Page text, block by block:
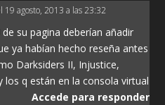
19 agosto, 2013 a las 23:32
su pagina deberían añadir
ya habían hecho reseña antes
Darksiders II, Injustice,
los q están en la consola virtual
Accede para responder